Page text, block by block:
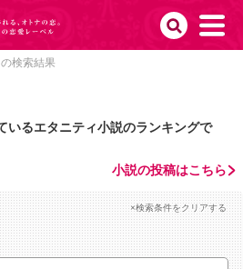
検索結果
いるエタニティ小説のランキングで
小説の投稿はこちら
×検索条件をクリアする